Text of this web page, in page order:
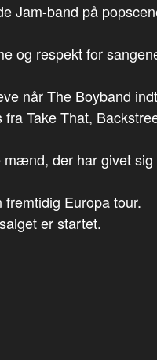
Jam-band på
og respekt for
når The Boyband
Take That,
der har givet
Europa tour.
er startet.